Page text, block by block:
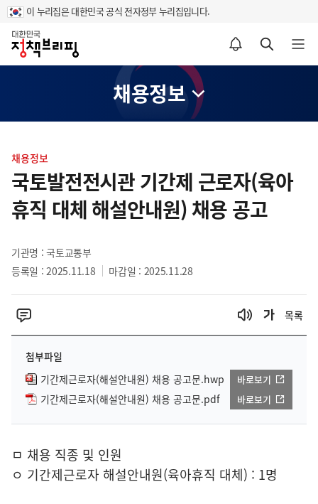
이 누리집은 대한민국 공식 전자정부 누리집입니다.
홈
알림설정 바로가기 검색 바로가기 메뉴 열기
채용정보
텐
츠
영
역
채용정보
국토발전전시관 기간제 근로자(육아
휴직 대체 해설안내원) 채용 공고
기관명 : 국토교통부
등록일 : 2025.11.18
마감일 : 2025.11.28
목록
첨부파일
기간제근로자(해설안내원) 채용 공고문.hwp
바로보기
기간제근로자(해설안내원) 채용 공고문.pdf 바로보기
ㅁ 채용 직종 및 인원
ㅇ 기간제근로자 해설안내원(육아휴직 대체) : 1명